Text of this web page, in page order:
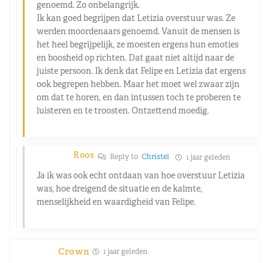
genoemd. Zo onbelangrijk.
Ik kan goed begrijpen dat Letizia overstuur was. Ze
werden moordenaars genoemd. Vanuit de mensen is
het heel begrijpelijk, ze moesten ergens hun emoties
en boosheid op richten. Dat gaat niet altijd naar de
juiste persoon. Ik denk dat Felipe en Letizia dat ergens
ook begrepen hebben. Maar het moet wel zwaar zijn
om dat te horen, en dan intussen toch te proberen te
luisteren en te troosten. Ontzettend moedig.
Roos Reply to Christel 1 jaar geleden
Ja ik was ook echt ontdaan van hoe overstuur Letizia
was, hoe dreigend de situatie en de kalmte,
menselijkheid en waardigheid van Felipe.
Crown 1 jaar geleden